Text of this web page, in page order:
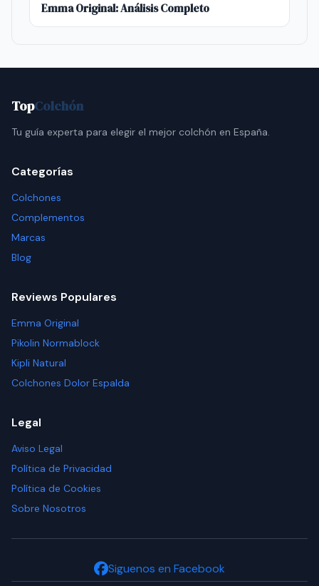
Emma Original: Análisis Completo
TopColchón
Tu guía experta para elegir el mejor colchón en España.
Categorías
Colchones
Complementos
Marcas
Blog
Reviews Populares
Emma Original
Pikolin Normablock
Kipli Natural
Colchones Dolor Espalda
Legal
Aviso Legal
Política de Privacidad
Política de Cookies
Sobre Nosotros
Siguenos en Facebook